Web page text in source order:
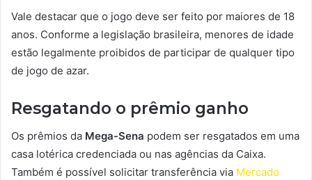
Vale destacar que o jogo deve ser feito por maiores de 18
anos. Conforme a legislação brasileira, menores de idade
estão legalmente proibidos de participar de qualquer tipo
de jogo de azar.
Resgatando o prêmio ganho
Os prêmios da Mega-Sena podem ser resgatados em uma
casa lotérica credenciada ou nas agências da Caixa.
Também é possível solicitar transferência via Mercado